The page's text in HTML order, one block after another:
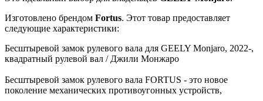
Изготовлено брендом Fortus. Этот товар предоставляет
следующие характеристики:
Бесштыревой замок рулевого вала для GEELY Monjaro, 2022-,
квадратный рулевой вал / Джили Монжаро
Бесштыревой замок рулевого вала FORTUS - это новое
поколение механических противоугонных устройств,